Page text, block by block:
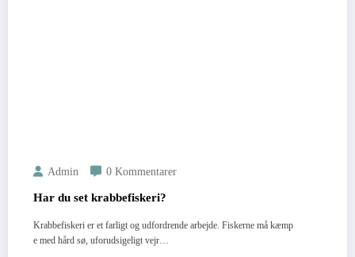
Admin 0 Kommentarer
Har du set krabbefiskeri?
Krabbefiskeri er et farligt og udfordrende arbejde. Fiskerne må kæmp
e med hård sø, uforudsigeligt vejr…